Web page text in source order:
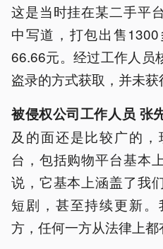
这是当时挂在某二手平
中写道，打包出售
66.66元。经过工作人员
盗录的方式获取，并未获
被侵权公司工作人员 张
及的面还是比较广的
台，包括购物平台基本
说，它基本上涵盖了我
短剧，甚至持续更新
方，任何一方从法律上都